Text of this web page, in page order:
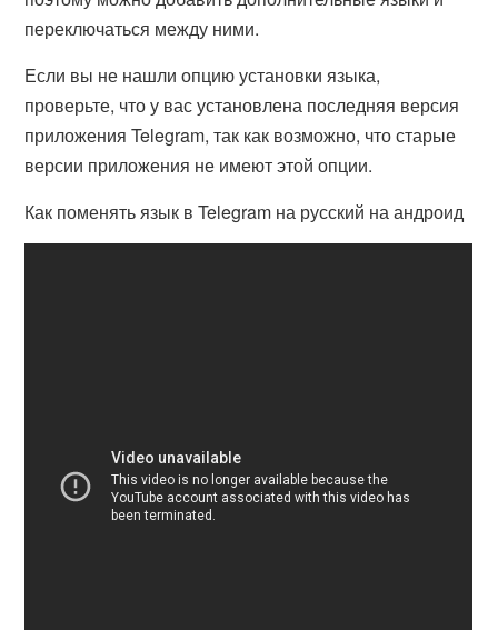
переключаться между ними.
Если вы не нашли опцию установки языка,
проверьте, что у вас установлена последняя версия
приложения Telegram, так как возможно, что старые
версии приложения не имеют этой опции.
Как поменять язык в Telegram на русский на андроид